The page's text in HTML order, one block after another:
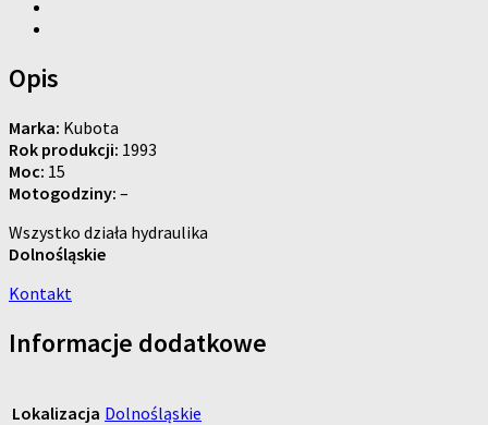
Opis
Marka: Kubota
Rok produkcji: 1993
Moc: 15
Motogodziny: –
Wszystko działa hydraulika
Dolnośląskie
Kontakt
Informacje dodatkowe
Lokalizacja Dolnośląskie